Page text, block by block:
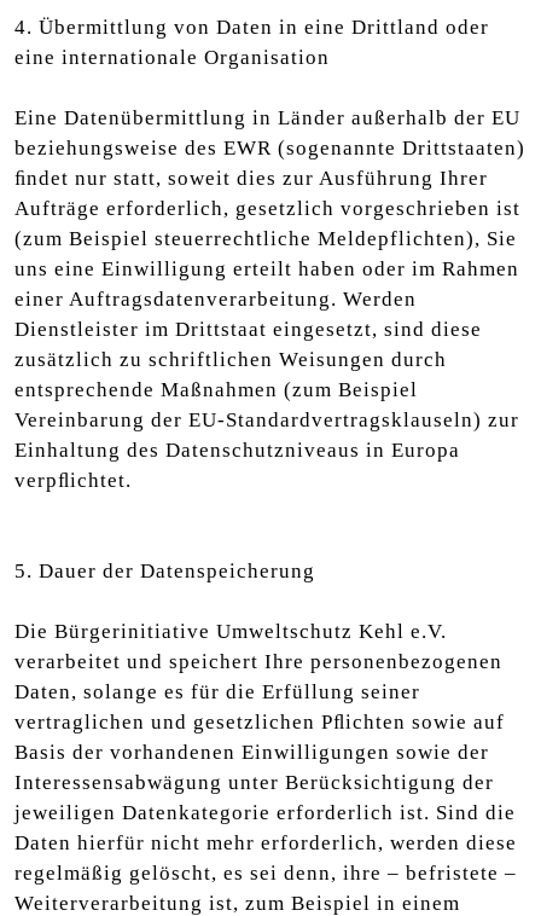
4. Übermittlung von Daten in eine Drittland oder
eine internationale Organisation
Eine Datenübermittlung in Länder außerhalb der EU
beziehungsweise des EWR (sogenannte Drittstaaten)
ﬁndet nur statt, soweit dies zur Ausführung Ihrer
Aufträge erforderlich, gesetzlich vorgeschrieben ist
(zum Beispiel steuerrechtliche Meldepflichten), Sie
uns eine Einwilligung erteilt haben oder im Rahmen
einer Auftragsdatenverarbeitung. Werden
Dienstleister im Drittstaat eingesetzt, sind diese
zusätzlich zu schriftlichen Weisungen durch
entsprechende Maßnahmen (zum Beispiel
Vereinbarung der EU-Standardvertragsklauseln) zur
Einhaltung des Datenschutzniveaus in Europa
verpﬂichtet.
5. Dauer der Datenspeicherung
Die Bürgerinitiative Umweltschutz Kehl e.V.
verarbeitet und speichert Ihre personenbezogenen
Daten, solange es für die Erfüllung seiner
vertraglichen und gesetzlichen Pﬂichten sowie auf
Basis der vorhandenen Einwilligungen sowie der
Interessensabwägung unter Berücksichtigung der
jeweiligen Datenkategorie erforderlich ist. Sind die
Daten hierfür nicht mehr erforderlich, werden diese
regelmäßig gelöscht, es sei denn, ihre – befristete –
Weiterverarbeitung ist, zum Beispiel in einem